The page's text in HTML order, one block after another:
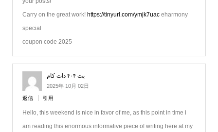
Carry on the great work! https://tinyurl.com/ymjk7uaceharmony
special
coupon code 2025
بت ۴۰۴ دات کام
2025年 10月 02日
返信 引用
Hello, this weekend is nice in favor of me, as this point in time i
am reading this enormous informative piece of writing here at my